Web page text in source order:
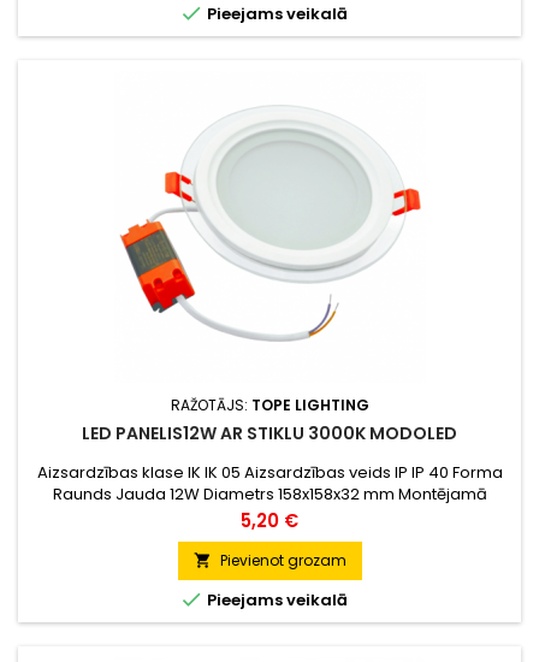
 Pieejams veikalā
RAŽOTĀJS: TOPE LIGHTING
LED PANELIS12W AR STIKLU 3000K MODOLED
Aizsardzības klase IK IK 05 Aizsardzības veids IP IP 40 Forma
Raunds Jauda 12W Diametrs 158x158x32 mm Montējamā
Cauruma Ø125 mm Krāsa Balts Krāsu atveidošanas indekss
(CRI) ≥70 Gaismas temperatūra (CCT) 3000K Silti balta
Gaismas Atdeve 839 lm Garantija 2 gadi...
Cena
5,20 €
 Pievienot grozam
 Pieejams veikalā